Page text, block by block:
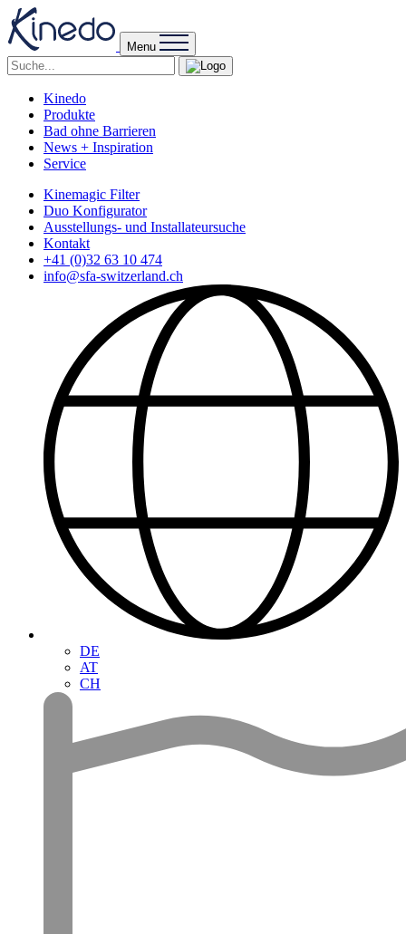
Menu
Kinedo
Produkte
Bad ohne Barrieren
News + Inspiration
Service
Kinemagic Filter
Duo Konfigurator
Ausstellungs- und Installateursuche
Kontakt
+41 (0)32 63 10 474
info@sfa-switzerland.ch
DE
AT
CH